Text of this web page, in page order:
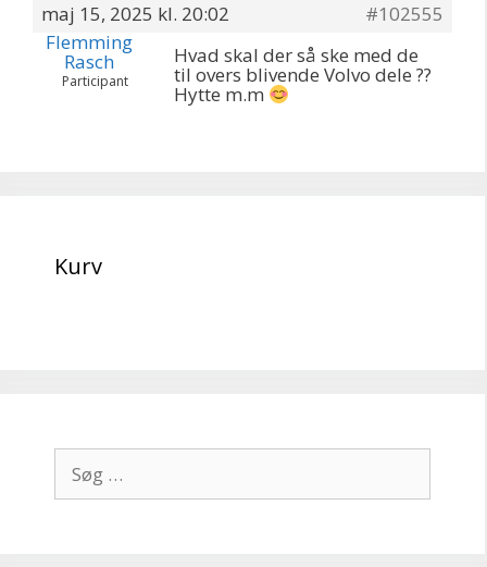
maj 15, 2025 kl. 20:02
#102555
Flemming
Rasch
Participant
Hvad skal der så ske med de
til overs blivende Volvo dele ??
Hytte m.m
Kurv
efter: